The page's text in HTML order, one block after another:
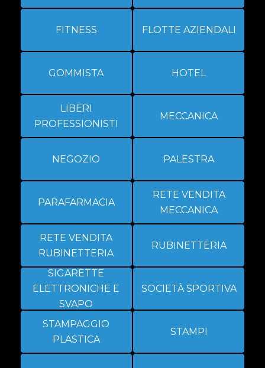
FITNESS FLOTTE AZIENDALI
GOMMISTA HOTEL
LIBERI
PROFESSIONISTI
MECCANICA
NEGOZIO PALESTRA
PARAFARMACIA
RETE VENDITA
MECCANICA
RETE VENDITA
RUBINETTERIA
RUBINETTERIA
SIGARETTE
ELETTRONICHE E
SVAPO
SOCIETÀ SPORTIVA
STAMPAGGIO
PLASTICA
STAMPI